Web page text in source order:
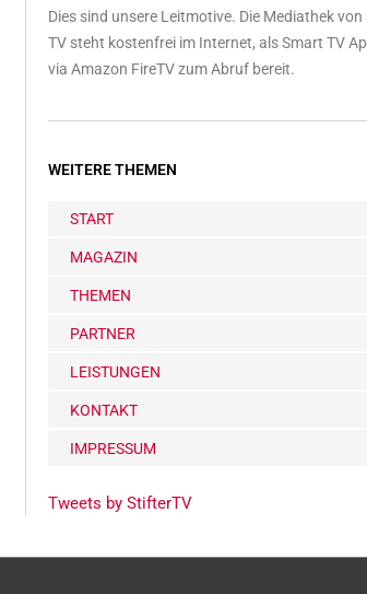
Dies sind unsere Leitmotive. Die Mediathek
TV steht kostenfrei im Internet, als Smart TV
via Amazon FireTV zum Abruf bereit.
WEITERE THEMEN
START
MAGAZIN
THEMEN
PARTNER
LEISTUNGEN
KONTAKT
IMPRESSUM
Tweets by StifterTV